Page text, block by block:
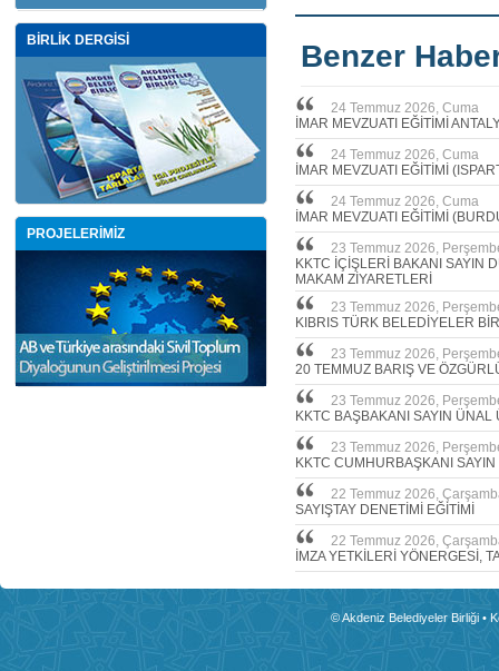
BİRLİK DERGİSİ
PROJELERİMİZ
Benzer
24 Temmuz 2026, Cuma
İMAR MEVZUATI EĞİTİMİ
24 Temmuz 2026, Cuma
İMAR MEVZUATI EĞİTİMİ
24 Temmuz 2026, Cuma
İMAR MEVZUATI EĞİTİMİ
23 Temmuz 2026,
KKTC İÇİŞLERİ BAKANI SAYIN
MAKAM ZİYARETLERİ
23 Temmuz 2026,
KIBRIS TÜRK BELEDİYELER
23 Temmuz 2026,
20 TEMMUZ BARIŞ VE
23 Temmuz 2026,
KKTC BAŞBAKANI SAYIN ÜNAL
23 Temmuz 2026,
KKTC CUMHURBAŞKANI
22 Temmuz 2026,
SAYIŞTAY DENETİMİ EĞİTİMİ
22 Temmuz 2026,
İMZA YETKİLERİ YÖNERGESİ,
© Akdeniz Belediyeler Birliği •